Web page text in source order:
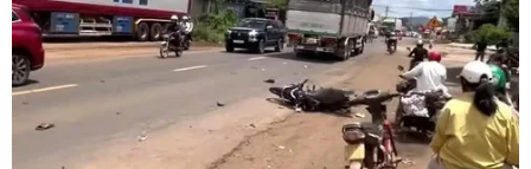
CHUYỆN TUẦN QUA: Cảnh
báo nạn "giang hồ mạng” kéo những
hệ lụy ảo tràn ra đời thực
08/08/2026 04:00